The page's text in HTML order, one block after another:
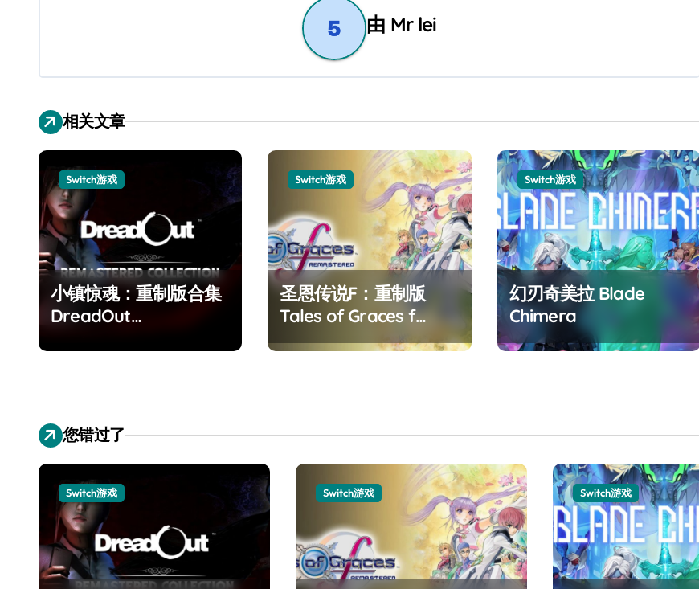
由 Mr lei
相关文章
Switch游戏
小镇惊魂：重制版合集
DreadOut
Remastered
Switch游戏
圣恩传说F：重制版
Tales of Graces f
Remastered
Switch游戏
幻刃奇美拉 Blade
Chimera
您错过了
Switch游戏 Switch游戏 Switch游戏